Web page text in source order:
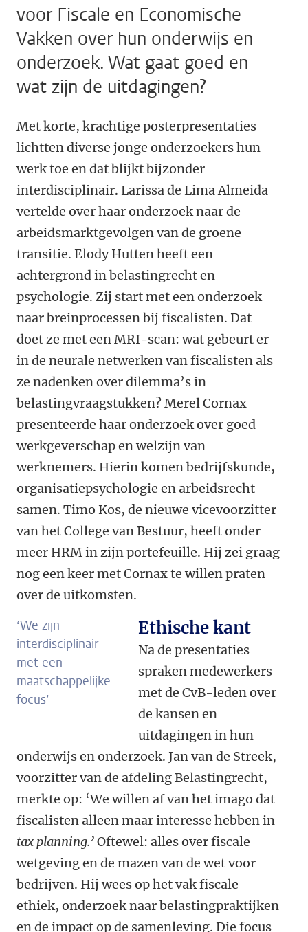
voor Fiscale en Economische
Vakken over hun onderwijs en
onderzoek. Wat gaat goed en
wat zijn de uitdagingen?
Met korte, krachtige posterpresentaties
lichtten diverse jonge onderzoekers hun
werk toe en dat blijkt bijzonder
interdisciplinair. Larissa de Lima Almeida
vertelde over haar onderzoek naar de
arbeidsmarktgevolgen van de groene
transitie. Elody Hutten heeft een
achtergrond in belastingrecht en
psychologie. Zij start met een onderzoek
naar breinprocessen bij fiscalisten. Dat
doet ze met een MRI-scan: wat gebeurt er
in de neurale netwerken van fiscalisten als
ze nadenken over dilemma’s in
belastingvraagstukken? Merel Cornax
presenteerde haar onderzoek over goed
werkgeverschap en welzijn van
werknemers. Hierin komen bedrijfskunde,
organisatiepsychologie en arbeidsrecht
samen. Timo Kos, de nieuwe vicevoorzitter
van het College van Bestuur, heeft onder
meer HRM in zijn portefeuille. Hij zei graag
nog een keer met Cornax te willen praten
over de uitkomsten.
‘We zijn
interdisciplinair
met een
maatschappelijke
focus’
Ethische kant
Na de presentaties
spraken medewerkers
met de CvB-leden over
de kansen en
uitdagingen in hun
onderwijs en onderzoek. Jan van de Streek,
voorzitter van de afdeling Belastingrecht,
merkte op: ‘We willen af van het imago dat
fiscalisten alleen maar interesse hebben in
tax planning.’Oftewel: alles over fiscale
wetgeving en de mazen van de wet voor
bedrijven. Hij wees op het vak fiscale
ethiek, onderzoek naar belastingpraktijken
en de impact op de samenleving. Die focus